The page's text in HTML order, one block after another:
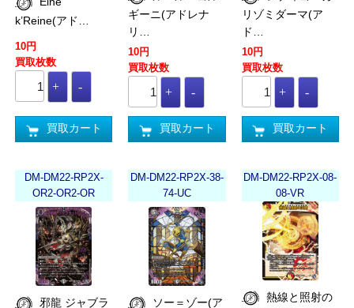
k’Reine(アド…
10円
買取枚数
買取カート
ギーニ(アドレナ
リ…
10円
買取枚数
買取カート
リゾミダーマ(ア
ド…
10円
買取枚数
買取カート
DM-DM22-RP2X-
OR2-OR2-OR
DM-DM22-RP2X-38-
74-UC
DM-DM22-RP2X-08-
08-VR